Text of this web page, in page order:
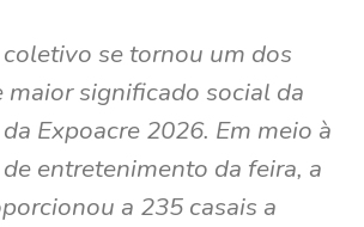
se tornou um dos
maior significado social da
Expoacre 2026. Em meio à
entretenimento da feira, a
a 235 casais a